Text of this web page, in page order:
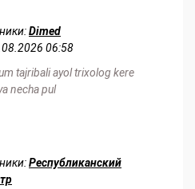
Dimed
06:58
tajribali ayol trixolog kere
necha pul
Республиканский